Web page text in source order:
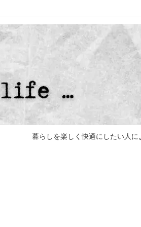
暮らしを楽しく快適にしたい人に